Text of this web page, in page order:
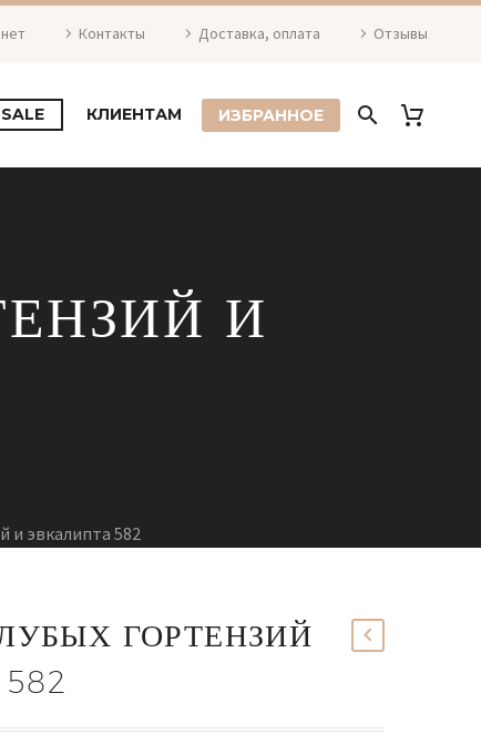
Контакты Доставка, оплата Отзывы
SALE КЛИЕНТАМ ИЗБРАННОЕ
И
и эвкалипта 582
ГОРТЕНЗИЙ